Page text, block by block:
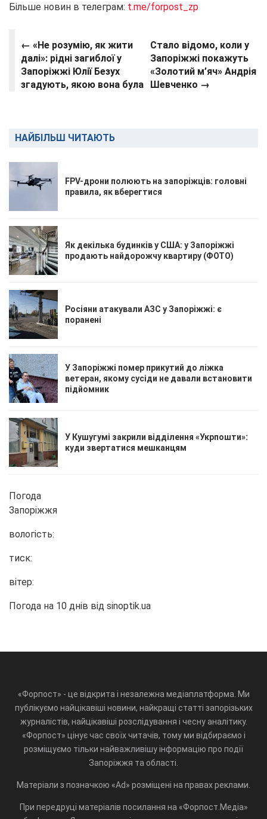
Більше новин в телеграм: t.me/forpost_zp
← «Не розумію, як жити
далі»: рідні загиблої у
Запоріжжі Юлії Безух
згадують, якою вона була
Стало відомо, коли у
Запоріжжі покажуть
«Золотий м’яч» Андрія
Шевченко →
НАЙБІЛЬШ ЧИТАЮТЬ
FPV-дрони полюють на запоріжців: головні
правила, як вберегтися
Як декілька будинків у США: у Запоріжжі
продають найдорожчу квартиру (ФОТО)
Росіяни атакували АЗС у Запоріжжі: є
поранені
У Запоріжжі помер прикутий до ліжка
ветеран, якому сусіди не давали встановити
підйомник
У Кушугумі закрили відділення «Укрпошти»:
куди звертатися мешканцям
Погода
Запоріжжя
вологість:
тиск:
вітер:
Погода на 10 днів від sinoptik.ua
«Форпост» - це відкрита і незалежна медіаплатформа. Ми
публікуємо найцікавіші новини, найкращі статті запорізьких
журналістів, найцікавіші розслідування і чесну аналітику.
«Форпост» цінує час своїх читачів, тому ми відбираємо і
розміщуємо тільки найважливішу інформацію про події
Запоріжжя та області.
Матеріали з позначкою «Ad» розміщені на правах реклами.
При передруці матеріалів посилання на «Форпост.Медіа»